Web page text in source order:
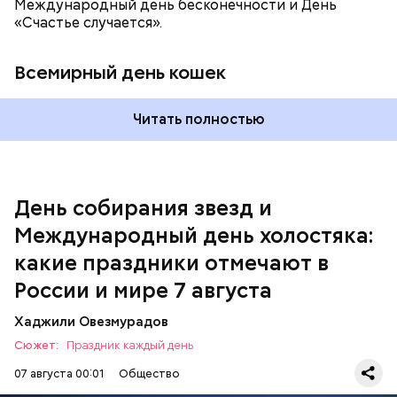
Международный день бесконечности и День
«Счастье случается».
Всемирный день кошек
Читать полностью
День собирания звезд и
Международный день холостяка:
какие праздники отмечают в
России и мире 7 августа
Хаджили Овезмурадов
Сюжет:
Праздник каждый день
07 августа 00:01
Общество
Спагетти из кабачков